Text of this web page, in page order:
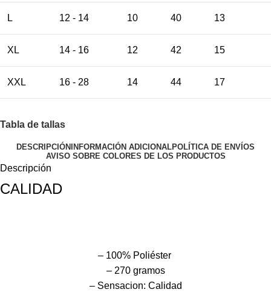
L 12 - 14 10 40 13
XL 14 - 16 12 42 15
XXL 16 - 28 14 44 17
Tabla de tallas
DESCRIPCIÓN INFORMACIÓN ADICIONALPOLÍTICA DE ENVÍOS
AVISO SOBRE COLORES DE LOS PRODUCTOS
Descripción
CALIDAD
– 100% Poliéster
– 270 gramos
– Sensacion: Calidad